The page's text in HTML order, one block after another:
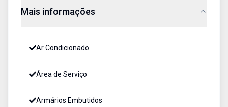
Mais informações
Ar Condicionado
Área de Serviço
Armários Embutidos